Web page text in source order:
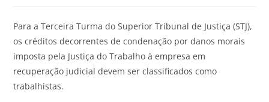
Para a Terceira Turma do Superior Tribunal de Justiça (STJ),
os créditos decorrentes de condenação por danos morais
imposta pela Justiça do Trabalho à empresa em
recuperação judicial devem ser classificados como
trabalhistas.